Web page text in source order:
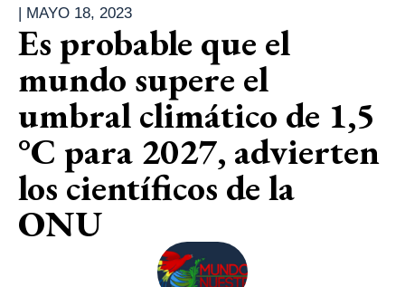
| MAYO 18, 2023
Es probable que el
mundo supere el
umbral climático de 1,5
°C para 2027, advierten
los científicos de la
ONU